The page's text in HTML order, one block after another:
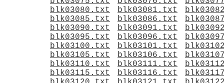
blk03080.txt
blk03081.txt
blk03085.txt
blk03086.txt
blk03090.txt
blk03091.txt
blk03095.txt
blk03096.txt
blk03100.txt
blk03101.txt
blk03105.txt
blk03106.txt
blk03110.txt
blk03111.txt
blk03115.txt
blk03116.txt